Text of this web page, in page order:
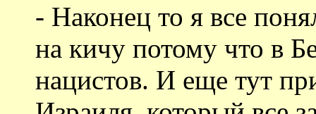
- Наконец то я все
на кичу потому что в
нацистов. И еще тут